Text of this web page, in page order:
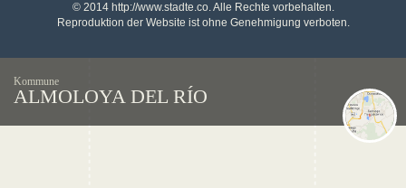
© 2014 http://www.stadte.co. Alle Rechte vorbehalten.
Reproduktion der Website ist ohne Genehmigung verboten.
Kommune
ALMOLOYA DEL RÍO